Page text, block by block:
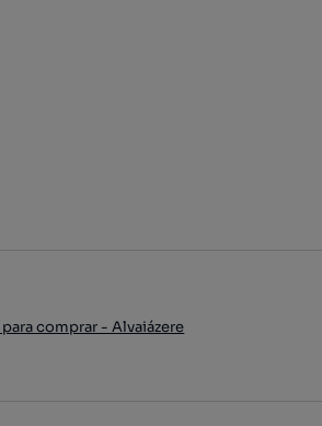
comprar - Alvaiázere